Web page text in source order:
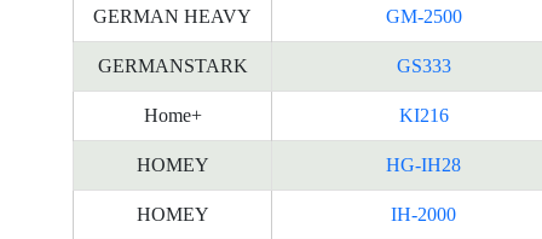
GERMAN HEAVY GM-2500
GERMANSTARK GS333
Home+ KI216
HOMEY HG-IH28
HOMEY IH-2000